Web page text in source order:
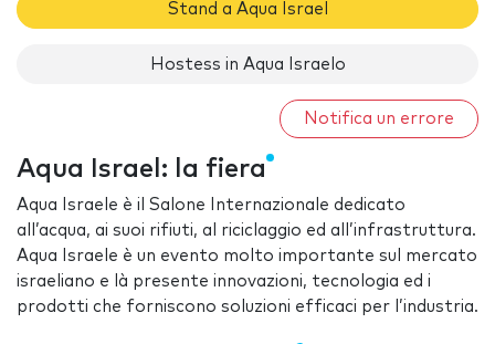
Stand a Aqua Israel
Hostess in Aqua Israelo
Notifica un errore
Aqua Israel: la fiera
Aqua Israele è il Salone Internazionale dedicato
all’acqua, ai suoi rifiuti, al riciclaggio ed all’infrastruttura.
Aqua Israele è un evento molto importante sul mercato
israeliano e là presente innovazioni, tecnologia ed i
prodotti che forniscono soluzioni efficaci per l’industria.